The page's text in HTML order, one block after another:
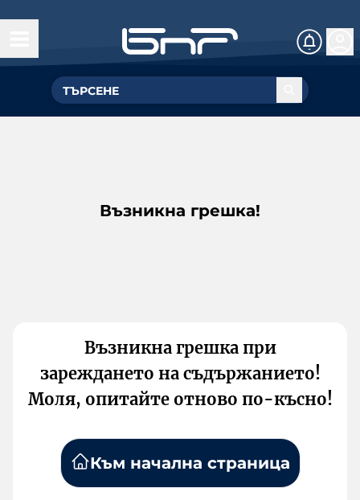
Възникна грешка!
Възникна грешка при
зареждането на съдържанието!
Моля, опитайте отново по-късно!
Към начална страница